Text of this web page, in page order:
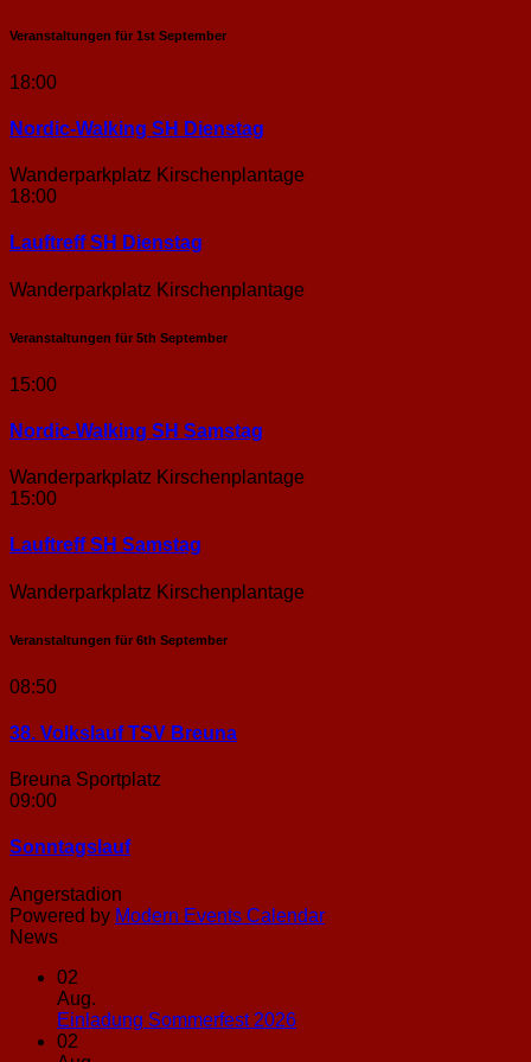
Veranstaltungen für 1st September
18:00
Nordic-Walking SH Dienstag
Wanderparkplatz Kirschenplantage
18:00
Lauftreff SH Dienstag
Wanderparkplatz Kirschenplantage
Veranstaltungen für 5th September
15:00
Nordic-Walking SH Samstag
Wanderparkplatz Kirschenplantage
15:00
Lauftreff SH Samstag
Wanderparkplatz Kirschenplantage
Veranstaltungen für 6th September
08:50
38. Volkslauf TSV Breuna
Breuna Sportplatz
09:00
Sonntags­lauf
Angerstadion
Powered by Modern Events Calendar
News
02
Aug.
Einladung Sommerfest 2026Keine
02